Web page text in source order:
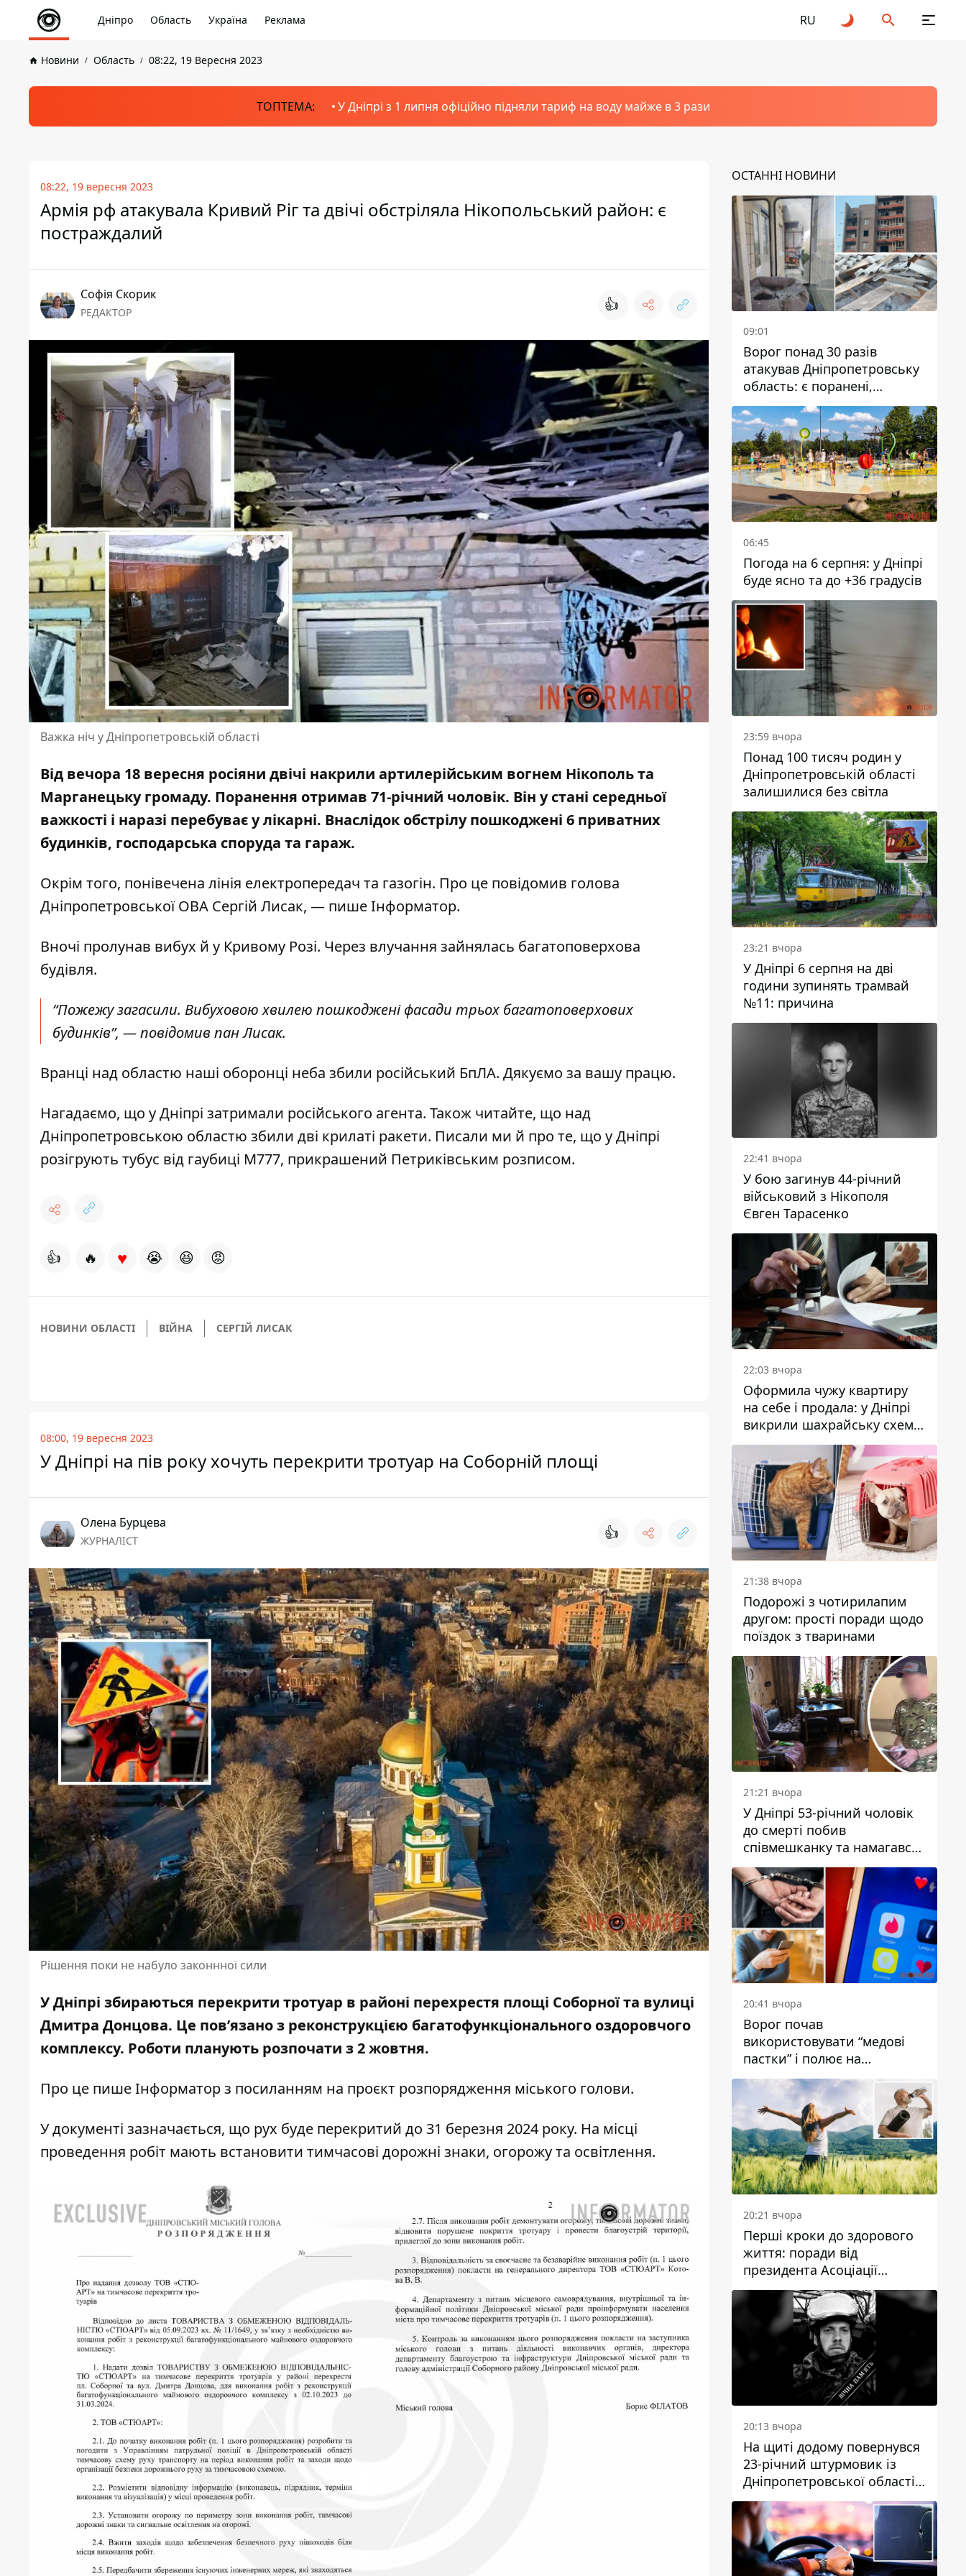
Дніпро Область Україна Реклама RU
Новини Область 08:22, 19 Вересня 2023
ТОПТЕМА: У Дніпрі з 1 липня офіційно підняли тариф на воду майже в 3 рази
08:22, 19 вересня 2023
Армія рф атакувала Кривий Ріг та двічі обстріляла Нікопольський район: є
постраждалий
Софія Скорик
РЕДАКТОР 👍
Важка ніч у Дніпропетровській області
Від вечора 18 вересня росіяни двічі накрили артилерійським вогнем Нікополь та
Марганецьку громаду. Поранення отримав 71-річний чоловік. Він у стані середньої
важкості і наразі перебуває у лікарні. Внаслідок обстрілупошкоджені 6 приватних
будинків, господарська споруда та гараж.
Окрім того, понівечена лінія електропередач та газогін. Про це повідомив голова
Дніпропетровської ОВА Сергій Лисак, — пише Інформатор.
Вночі пролунав вибух й у Кривому Розі. Через влучання зайнялась багатоповерхова
будівля.
“Пожежу загасили. Вибуховою хвилею пошкоджені фасади трьох багатоповерхових
будинків”, — повідомив пан Лисак.
Вранці над областю наші оборонці неба збили російський БпЛА. Дякуємо за вашу працю.
Нагадаємо, що у Дніпрі затримали російського агента. Також читайте, що над
Дніпропетровською областю збили дві крилаті ракети. Писали ми й про те, що у Дніпрі
розігрують тубус від гаубиці M777, прикрашений Петриківським розписом.
👍 🔥 ♥ 😭 😆 😡
НОВИНИ ОБЛАСТІ ВІЙНА СЕРГІЙ ЛИСАК
08:00, 19 вересня 2023
У Дніпрі на пів року хочуть перекрити тротуар на Соборній площі
Олена Бурцева
ЖУРНАЛІСТ 👍
Рішення поки не набуло законнної сили
У Дніпрі збираються перекрити тротуар в районі перехрестя площі Соборної та вулиці
Дмитра Донцова. Це пов’язано з реконструкцією багатофункціонального оздоровчого
комплексу. Роботи планують розпочати з 2 жовтня.
Про це пише Інформатор з посиланням на проєкт розпорядження міського голови.
У документі зазначається, що рух буде перекритий до 31 березня 2024 року. На місці
проведення робіт мають встановити тимчасові дорожні знаки, огорожу та освітлення.
ОСТАННІ НОВИНИ
09:01
Ворог понад 30 разів
атакував Дніпропетровську
область: є поранені,
пошкоджені ліцей, будинки
та підприємства
06:45
Погода на 6 серпня: у Дніпрі
буде ясно та до +36 градусів
23:59 вчора
Понад 100 тисяч родин у
Дніпропетровській області
залишилися без світла
23:21 вчора
У Дніпрі 6 серпня на дві
години зупинять трамвай
№11: причина
22:41 вчора
У бою загинув 44-річний
військовий з Нікополя
Євген Тарасенко
22:03 вчора
Оформила чужу квартиру
на себе і продала: у Дніпрі
викрили шахрайську схему
з нерухомістю
21:38 вчора
Подорожі з чотирилапим
другом: прості поради щодо
поїздок з тваринами
21:21 вчора
У Дніпрі 53-річний чоловік
до смерті побив
співмешканку та намагався
приховати злочин: деталі
20:41 вчора
Ворог почав
використовувати “медові
пастки” і полює на
українських військових
20:21 вчора
Перші кроки до здорового
життя: поради від
президента Асоціації
дієтологів України
20:13 вчора
На щиті додому повернувся
23-річний штурмовик із
Дніпропетровської області
Богдан Бескровний